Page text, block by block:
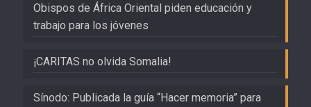
Obispos de África Oriental piden educación y
trabajo para los jóvenes
¡CARITAS no olvida Somalia!
Sínodo: Publicada la guía “Hacer memoria” para